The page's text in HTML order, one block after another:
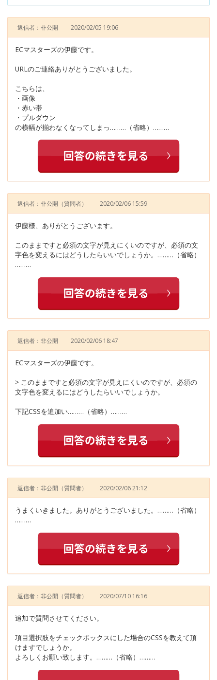
返信者：非公開 2020/02/05 19:06
ECマスターズの伊藤です。
URLのご連絡ありがとうございました。
こちらは、
・画像
・赤い帯
・プルダウン
の横幅が揃わなくなってしまっ………（省略）………
返信者：非公開 （質問者） 2020/02/06 15:59
伊藤様、ありがとうございます。
このままですと必須の文字が見えにくいのですが、必須の文
字色を変えるにはどうしたらいいでしょうか。………（省略）
………
返信者：非公開 2020/02/06 18:47
ECマスターズの伊藤です。
> このままですと必須の文字が見えにくいのですが、必須の
文字色を変えるにはどうしたらいいでしょうか。
下記CSSを追加い………（省略）………
返信者：非公開 （質問者） 2020/02/06 21:12
うまくいきました。ありがとうございました。………（省略）
………
返信者：非公開 （質問者） 2020/07/10 16:16
追加で質問させてください。
項目選択肢をチェックボックスにした場合のCSSを教えて頂
けますでしょうか。
よろしくお願い致します。………（省略）………